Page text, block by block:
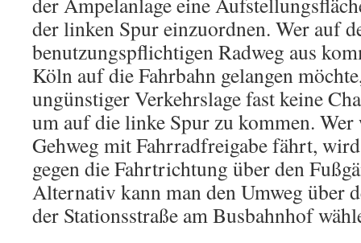
der linken Spur einzuordnen. Wer auf
benutzungspflichtigen Radweg aus
Köln auf die Fahrbahn gelangen
ungünstiger Verkehrslage fast keine
um auf die linke Spur zu kommen. Wer
Gehweg mit Fahrradfreigabe fährt,
gegen die Fahrtrichtung über den
Alternativ kann man den Umweg über
der Stationsstraße am Busbahnhof